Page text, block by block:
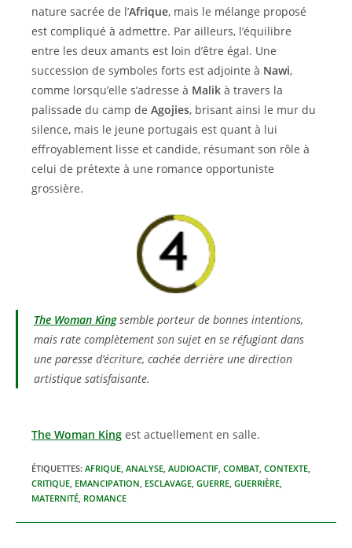
nature sacrée de l’Afrique, mais le mélange proposé
est compliqué à admettre. Par ailleurs, l’équilibre
entre les deux amants est loin d’être égal. Une
succession de symboles forts est adjointe à Nawi,
comme lorsqu’elle s’adresse à Malik à travers la
palissade du camp de Agojies, brisant ainsi le mur du
silence, mais le jeune portugais est quant à lui
effroyablement lisse et candide, résumant son rôle à
celui de prétexte à une romance opportuniste
grossière.
The Woman Kingsemble porteur de bonnes intentions,
mais rate complètement son sujet en se réfugiant dans
une paresse d’écriture, cachée derrière une direction
artistique satisfaisante.
The Woman King est actuellement en salle.
ÉTIQUETTES: AFRIQUE, ANALYSE, AUDIOACTIF, COMBAT, CONTEXTE,
CRITIQUE, EMANCIPATION, ESCLAVAGE, GUERRE, GUERRIÈRE,
MATERNITÉ, ROMANCE